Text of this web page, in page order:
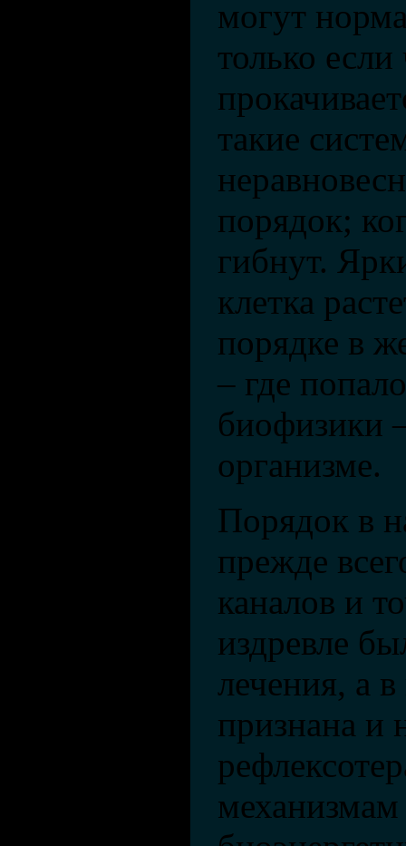
могут
только
такие
порядок;
гибнут.
клетка
порядке в
– где
биофизики
организме.
Порядок в
прежде
каналов и
издревле
лечения, а
признана и
механизмам